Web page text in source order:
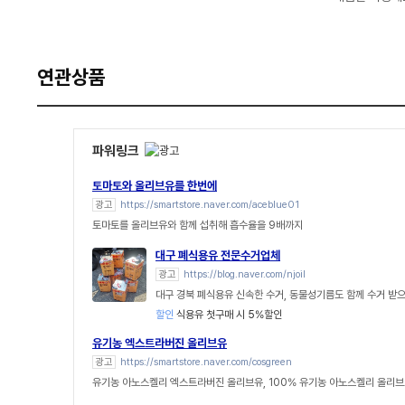
연관상품
파워링크
토마토와 올리브유를 한번에
광고 https://smartstore.naver.com/aceblue01
토마토를 올리브유와 함께 섭취해 흡수율을 9배까지
대구 폐식용유 전문수거업체
광고 https://blog.naver.com/njoil
대구 경북 폐식용유 신속한 수거, 동물성기름도 함께 수거 받
할인 식용유 첫구매 시 5%할인
유기농 엑스트라버진 올리브유
광고 https://smartstore.naver.com/cosgreen
유기농 아노스켈리 엑스트라버진 올리브유, 100% 유기농 아노스켈리 올리